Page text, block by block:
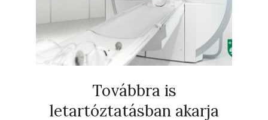
Továbbra is
letartóztatásban akarja